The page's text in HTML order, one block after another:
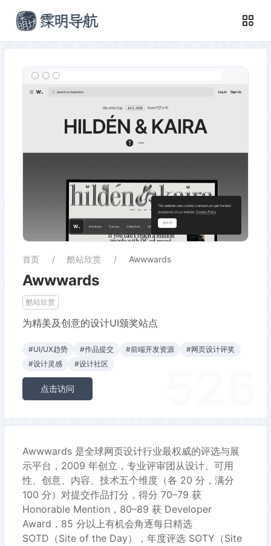
首页 酷站欣赏 Awwwards
Awwwards
酷站欣赏
为精美及创意的设计UI颁奖站点
#UI/UX趋势 #作品提交 #前端开发资源
#网页设计评奖
#设计灵感
#设计社区
点击访问
Awwwards 是全球网页设计行业最权威的评选与展
示平台，2009 年创立，专业评审团从设计、可用
性、创意、内容、技术五个维度（各 20 分，满分
100 分）对提交作品打分，得分 70–79 获
Honorable Mention，80–89 获 Developer
Award，85 分以上有机会角逐每日精选
SOTD（Site of the Day），年度评选 SOTY（Site